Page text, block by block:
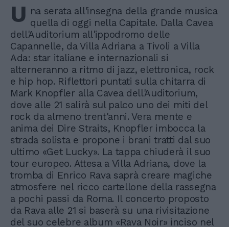
U na serata all'insegna della grande musica
quella di oggi nella Capitale. Dalla Cavea
dell'Auditorium all'ippodromo delle
Capannelle, da Villa Adriana a Tivoli a Villa
Ada: star italiane e internazionali si
alterneranno a ritmo di jazz, elettronica, rock
e hip hop. Riflettori puntati sulla chitarra di
Mark Knopfler alla Cavea dell'Auditorium,
dove alle 21 salirà sul palco uno dei miti del
rock da almeno trent'anni. Vera mente e
anima dei Dire Straits, Knopfler imbocca la
strada solista e propone i brani tratti dal suo
ultimo «Get Lucky». La tappa chiuderà il suo
tour europeo. Attesa a Villa Adriana, dove la
tromba di Enrico Rava saprà creare magiche
atmosfere nel ricco cartellone della rassegna
a pochi passi da Roma. Il concerto proposto
da Rava alle 21 si baserà su una rivisitazione
del suo celebre album «Rava Noir» inciso nel